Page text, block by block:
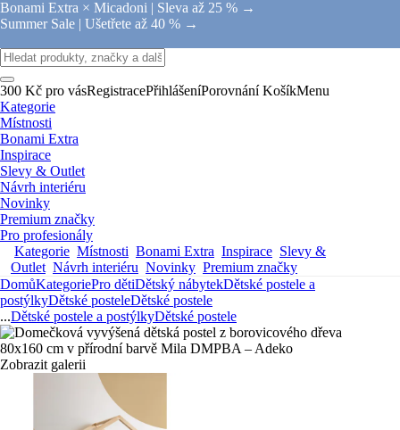
Bonami Extra × Micadoni | Sleva až 25 % →
Summer Sale | Ušetřete až 40 % →
300 Kč pro vásRegistracePřihlášeníPorovnání KošíkMenu
Kategorie
Místnosti
Bonami Extra
Inspirace
Slevy & Outlet
Návrh interiéru
Novinky
Premium značky
Pro profesionály
Kategorie Místnosti Bonami Extra Inspirace Slevy &
Outlet Návrh interiéru Novinky Premium značky
DomůKategoriePro dětiDětský nábytekDětské postele a
postýlkyDětské posteleDětské postele
...Dětské postele a postýlkyDětské postele
Zobrazit galerii